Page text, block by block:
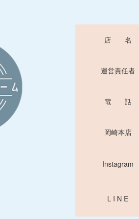
店 名
運営責任者
電 話
岡崎本店
Instagram
L I N E